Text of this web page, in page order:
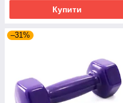
Купити
–31%